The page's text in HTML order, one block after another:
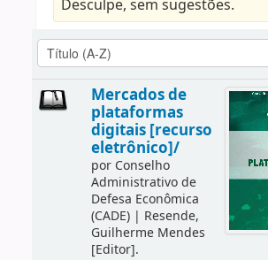
Desculpe, sem sugestões.
Mercados de
plataformas
digitais [recurso
eletrônico]/
por Conselho
Administrativo de
Defesa Econômica
(CADE)| Resende,
Guilherme Mendes
[Editor].